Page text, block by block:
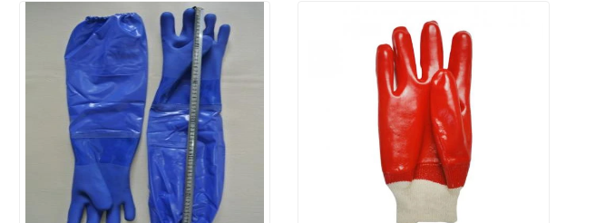
Contact Now Contact Now